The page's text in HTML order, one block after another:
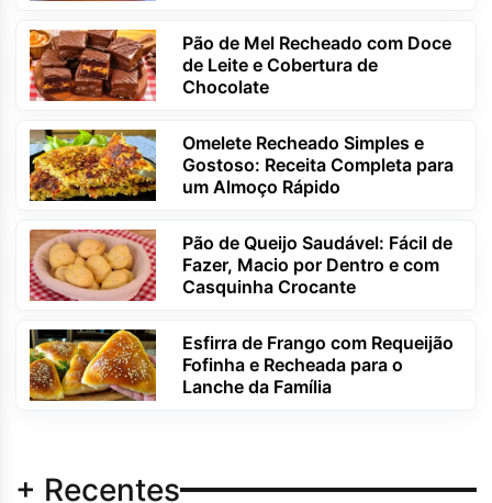
Pão de Mel Recheado com Doce
de Leite e Cobertura de
Chocolate
Omelete Recheado Simples e
Gostoso: Receita Completa para
um Almoço Rápido
Pão de Queijo Saudável: Fácil de
Fazer, Macio por Dentro e com
Casquinha Crocante
Esfirra de Frango com Requeijão
Fofinha e Recheada para o
Lanche da Família
+ Recentes